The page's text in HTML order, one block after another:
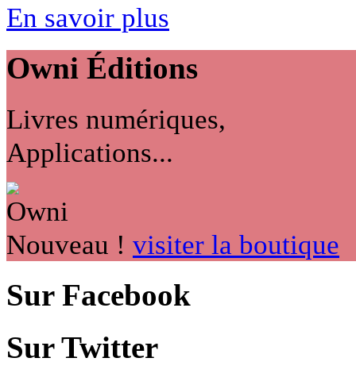
En savoir plus
Owni Éditions
Livres numériques,
Applications...
Nouveau ! visiter la boutique
Sur Facebook
Sur Twitter